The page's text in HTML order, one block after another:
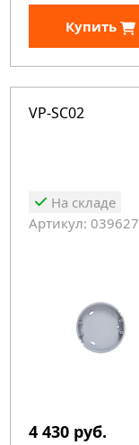
Купить
VP-SC02
На складе
Артикул: 039627
4 430 руб.